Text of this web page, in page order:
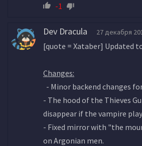
-1
Dev Dracula 27 декабря
[quote = Xataber] Updated
Changes:
- Minor backend changes for
- The hood of the Thieves
disappear if the vampire
- Fixed mirror with "the
on Argonian men.